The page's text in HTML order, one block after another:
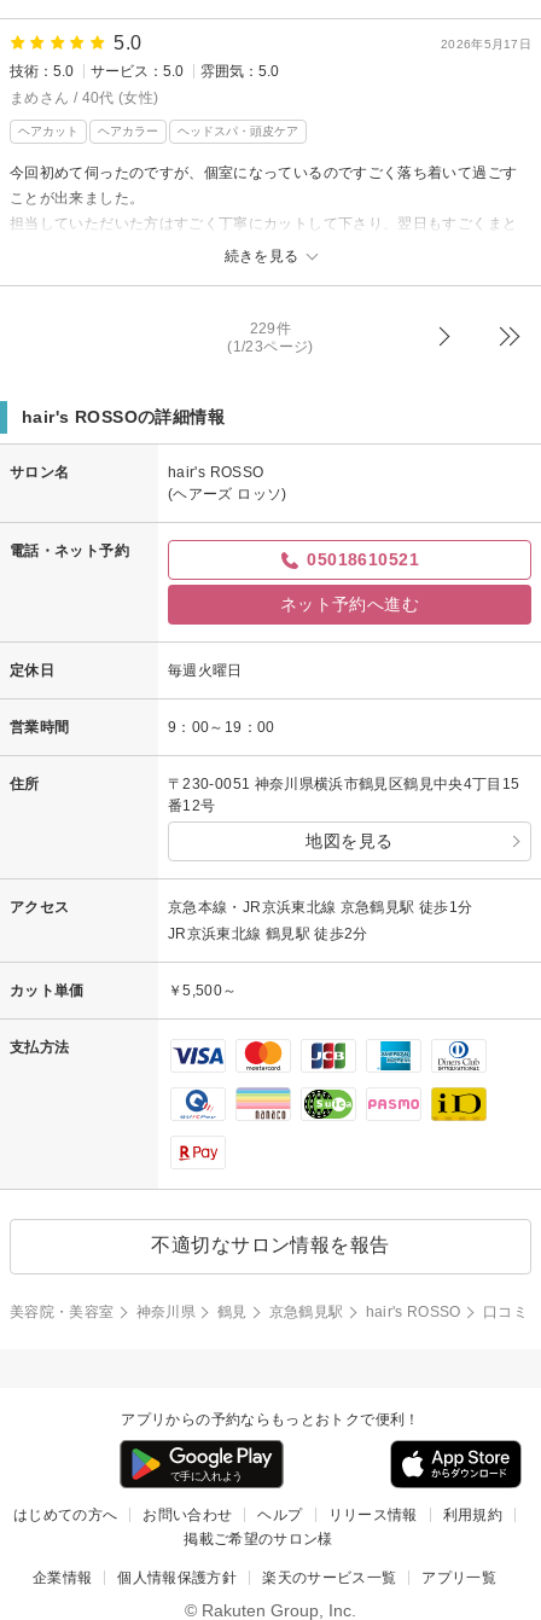
ご希望のヘアスタイルについて、ご満足いただけて安心いたしました。
その後、髪の状態はいかがでしょうか？当日は風の強い日でしたので、セ
ットが崩れずに過ごせたとお聞きし、大変嬉しく思っております。
の向上に努めて参ります。
髪のお悩みや、挑戦してみたいスタイルなどがありましたらいつでもお気
軽にご相談くださいね。
またお会いできる日を楽しみにしております。
2026年5月17日
5.0
技術：5.0 サービス：5.0
雰囲気：5.0
まめさん / 40代 (女性)
ヘアカット ヘアカラー ヘッドスパ・頭皮ケア
続きを見る
今回初めて伺ったのですが、個室になっているのですごく落ち着いて過ごす
ことが出来ました。
担当していただいた方はすごく丁寧にカットして下さり、翌日もすごくまと
まりがいい髪型になりました。カラーも理想通りでこのカラーを持続出来る
この度は数ある美容室の中から当店をご利用頂き、また嬉しい口コミをあ
りがとうございます。
個室空間でリラックスしてお過ごしいただけたこと、とても嬉しく思いま
だけて安心しました。
また、お出会いできますこと楽しみにしています。
229件
(1/23ページ)
hair's ROSSOの詳細情報
サロン名
hair's ROSSO
(ヘアーズ ロッソ)
電話・ネット予約 05018610521
ネット予約へ進む
定休日 毎週火曜日
営業時間 9：00～19：00
住所
〒230-0051 神奈川県横浜市鶴見区鶴見中央4丁目15
番12号
地図を見る
アクセス
京急本線・JR京浜東北線 京急鶴見駅 徒歩1分
JR京浜東北線 鶴見駅 徒歩2分
カット単価 ￥5,500～
支払方法
不適切なサロン情報を報告
美容院・美容室 神奈川県 鶴見 京急鶴見駅 hair's ROSSO 口コミ
アプリからの予約ならもっとおトクで便利！
はじめての方へ お問い合わせ ヘルプ リリース情報
利用規約
掲載ご希望のサロン様
企業情報 個人情報保護方針 楽天のサービス一覧 アプリ一覧
© Rakuten Group, Inc.